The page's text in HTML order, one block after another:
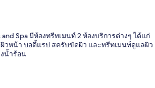
and Spa มีห้องทรีทเมนท์ 2 ห้องบริการต่างๆ ได้แก่
วหน้า บอดี้แรป สครับขัดผิว และทรีทเมนท์ดูแลผิว
น้ำร้อน